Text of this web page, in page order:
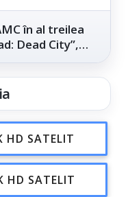
în al treilea
Dead City”,
HD SATELIT
HD SATELIT